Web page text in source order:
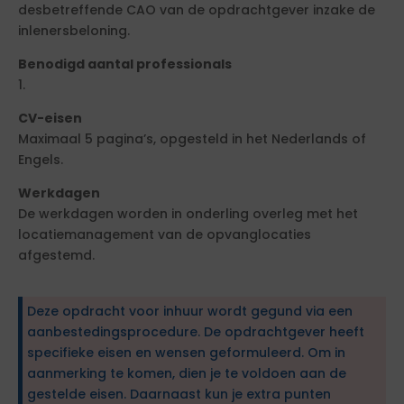
desbetreffende CAO van de opdrachtgever inzake de
inlenersbeloning.
Benodigd aantal professionals
1.
CV-eisen
Maximaal 5 pagina’s, opgesteld in het Nederlands of
Engels.
Werkdagen
De werkdagen worden in onderling overleg met het
locatiemanagement van de opvanglocaties
afgestemd.
Deze opdracht voor inhuur wordt gegund via een
aanbestedingsprocedure. De opdrachtgever heeft
specifieke eisen en wensen geformuleerd. Om in
aanmerking te komen, dien je te voldoen aan de
gestelde eisen. Daarnaast kun je extra punten